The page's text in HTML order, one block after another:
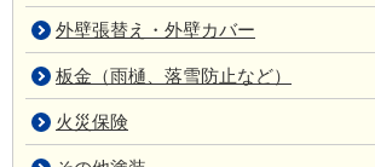
外壁張替え・外壁カバー
板金（雨樋、落雪防止など）
火災保険